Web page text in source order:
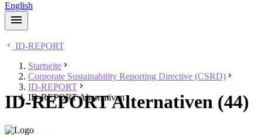
English
ID-REPORT
Startseite
Corporate Sustainability Reporting Directive (CSRD)
ID-REPORT
ID-REPORT Alternativen
ID-REPORT Alternativen (44)